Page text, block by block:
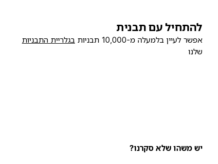
להתחיל עם תבנית
אפשר לעיין בלמעלה מ-10,000 תבניות
בגלריית התבניות
שלנו
יש משהו שלא סקרנו?